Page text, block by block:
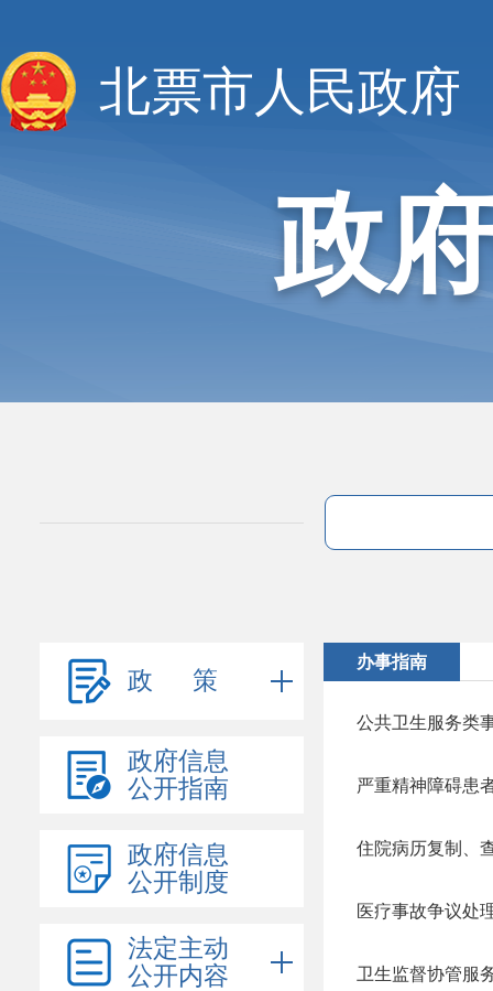
北票市人民政府
政
政 策
政府信息
公开指南
政府信息
公开制度
法定主动
公开内容
办事指南
公共卫生服务类
严重精神障碍患
住院病历复制、
医疗事故争议处
卫生监督协管服